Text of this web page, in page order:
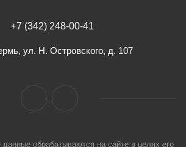
+7 (342) 248-00-41
ул. Н. Островского, д. 107
обрабатываются на сайте в целях его